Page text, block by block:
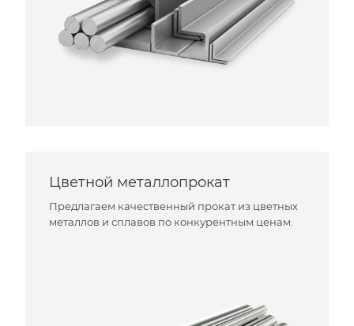
Цветной металлопрокат
Предлагаем качественный прокат из цветных
металлов и сплавов по конкурентным ценам.